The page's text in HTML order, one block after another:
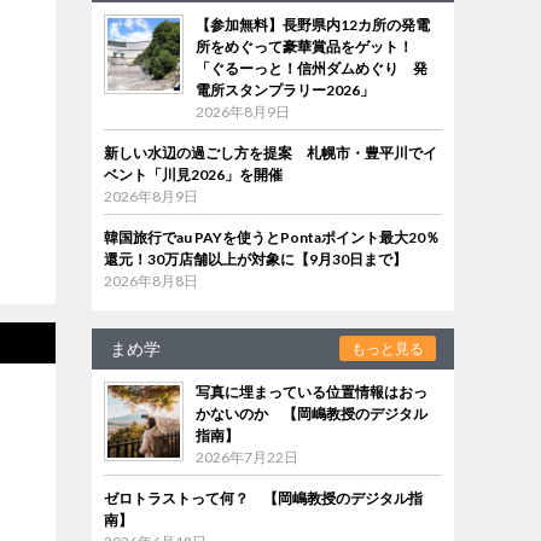
【参加無料】長野県内12カ所の発電
所をめぐって豪華賞品をゲット！
「ぐるーっと！信州ダムめぐり 発
電所スタンプラリー2026」
2026年8月9日
新しい水辺の過ごし方を提案 札幌市・豊平川でイ
ベント「川見2026」を開催
2026年8月9日
韓国旅行でau PAYを使うとPontaポイント最大20％
還元！30万店舗以上が対象に【9月30日まで】
2026年8月8日
まめ学 もっと見る
写真に埋まっている位置情報はおっ
かないのか 【岡嶋教授のデジタル
指南】
2026年7月22日
ゼロトラストって何？ 【岡嶋教授のデジタル指
南】